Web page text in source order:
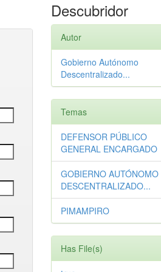
Descubridor
Autor
Gobierno Autónomo
Descentralizado...
Temas
DEFENSOR PÚBLICO
GENERAL ENCARGADO
GOBIERNO AUTÓNOMO
DESCENTRALIZADO...
PIMAMPIRO
Has File(s)